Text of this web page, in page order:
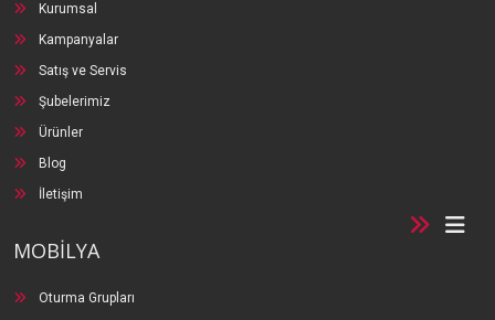
Kurumsal
Kampanyalar
Satış ve Servis
Şubelerimiz
Ürünler
Blog
İletişim
MOBİLYA
Oturma Grupları